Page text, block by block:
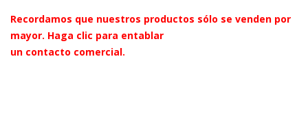
Recordamos que nuestros productos sólo se venden por
mayor. Haga clic para entablar
un contacto comercial.